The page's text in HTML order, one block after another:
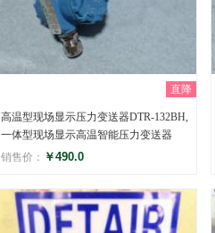
直降
高温型现场显示压力变送器DTR-132BH,
一体型现场显示高温智能压力变送器
销售价： ￥490.0
评分
()